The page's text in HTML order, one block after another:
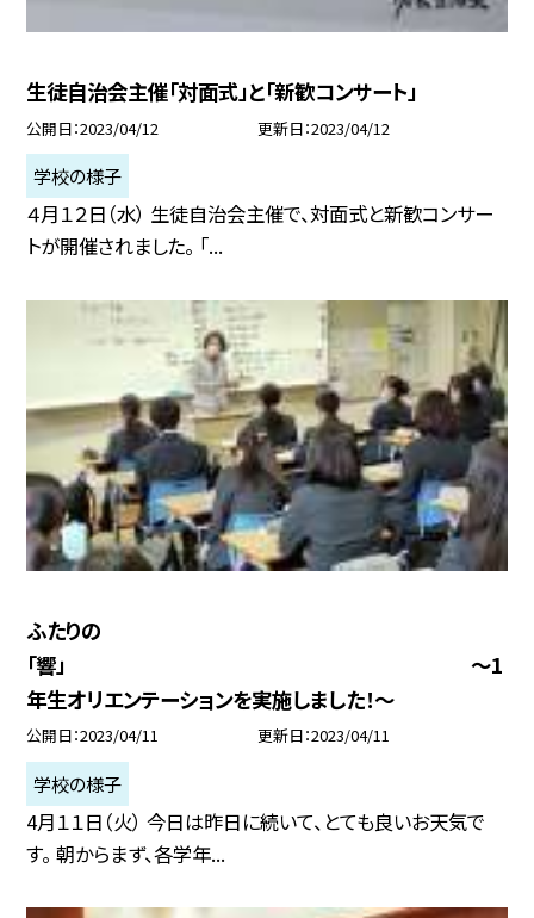
生徒自治会主催「対面式」と「新歓コンサート」
公開日 2023/04/12 更新日 2023/04/12
学校の様子
４月１２日（水） 生徒自治会主催で、対面式と新歓コンサー
トが開催されました。 「...
ふたりの
「響」 〜1
年生オリエンテーションを実施しました！〜
公開日 2023/04/11 更新日 2023/04/11
学校の様子
4月１１日（火） 今日は昨日に続いて、とても良いお天気で
す。 朝からまず、各学年...